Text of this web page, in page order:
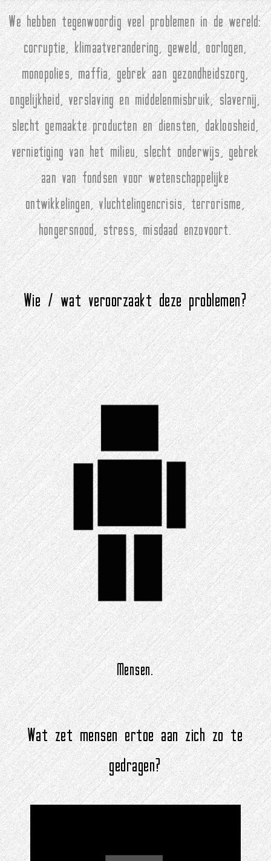
We hebben tegenwoordig veel problemen in de wereld:
corruptie, klimaatverandering, geweld, oorlogen,
monopolies, maffia, gebrek aan gezondheidszorg,
ongelijkheid, verslaving en middelenmisbruik, slavernij,
slecht gemaakte producten en diensten, dakloosheid,
vernietiging van het milieu, slecht onderwijs, gebrek
aan van fondsen voor wetenschappelijke
ontwikkelingen, vluchtelingencrisis, terrorisme,
hongersnood, stress, misdaad enzovoort.
Wie / wat veroorzaakt deze problemen?
Mensen.
Wat zet mensen ertoe aan zich zo te
gedragen?